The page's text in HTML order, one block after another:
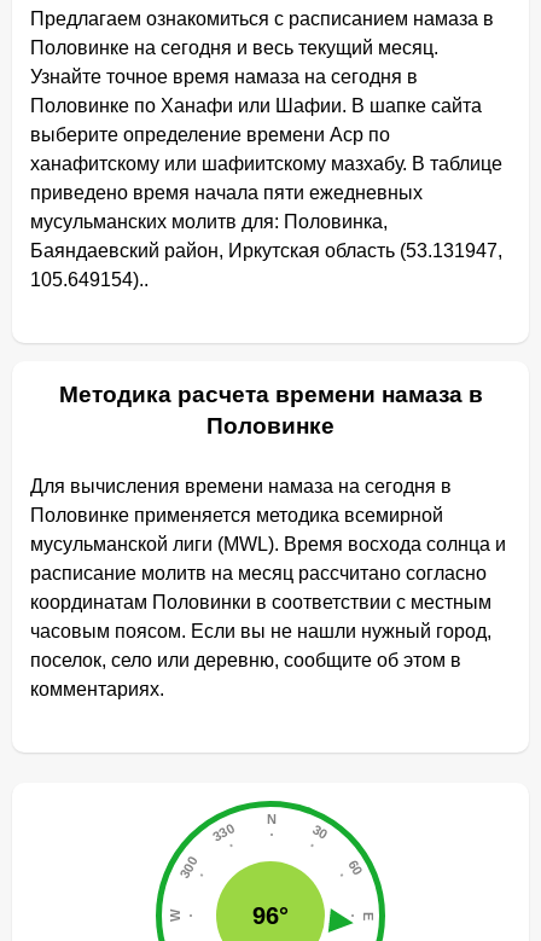
Предлагаем ознакомиться с расписанием намаза в
Половинке на сегодня и весь текущий месяц.
Узнайте точное время намаза на сегодня в
Половинке по Ханафи или Шафии. В шапке сайта
выберите определение времени Аср по
ханафитскому или шафиитскому мазхабу. В таблице
приведено время начала пяти ежедневных
мусульманских молитв для: Половинка,
Баяндаевский район, Иркутская область (53.131947,
105.649154)..
Методика расчета времени намаза в
Половинке
Для вычисления времени намаза на сегодня в
Половинке применяется методика всемирной
мусульманской лиги (MWL). Время восхода солнца и
расписание молитв на месяц рассчитано согласно
координатам Половинки в соответствии с местным
часовым поясом. Если вы не нашли нужный город,
поселок, село или деревню, сообщите об этом в
комментариях.
96°